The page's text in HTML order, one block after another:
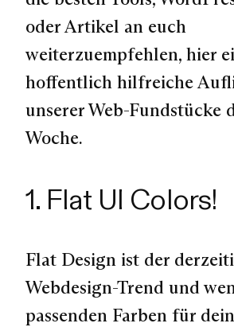
oder Artikel an euch
weiterzuempfehlen, hier
hoffentlich hilfreiche
unserer Web-Fundstücke
Woche.
1. Flat UI Colors!
Flat Design ist der
Webdesign-Trend und
passenden Farben für